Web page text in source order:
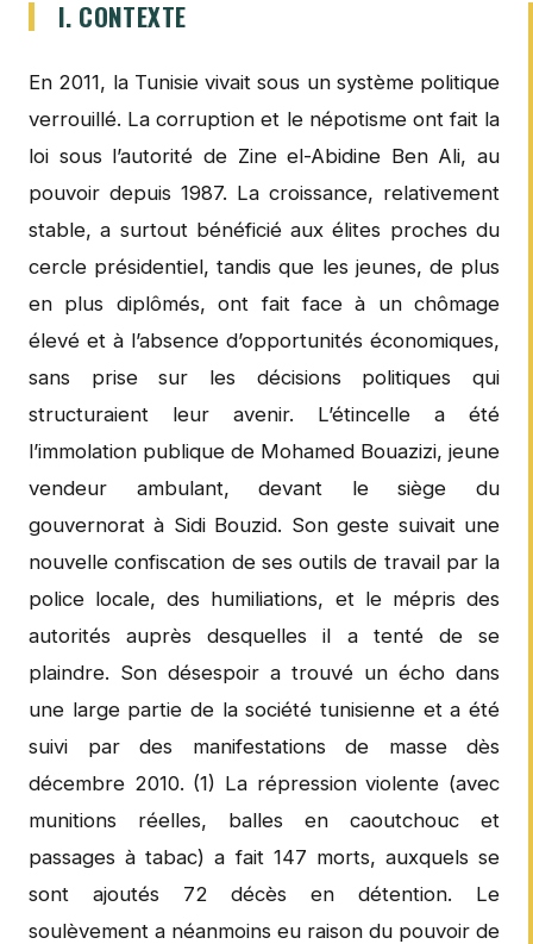
I. CONTEXTE
En 2011, la Tunisie vivait sous un système politique
verrouillé. La corruption et le népotisme ont fait la
loi sous l’autorité de Zine el-Abidine Ben Ali, au
pouvoir depuis 1987. La croissance, relativement
stable, a surtout bénéficié aux élites proches du
cercle présidentiel, tandis que les jeunes, de plus
en plus diplômés, ont fait face à un chômage
élevé et à l’absence d’opportunités économiques,
sans prise sur les décisions politiques qui
structuraient leur avenir. L’étincelle a été
l’immolation publique de Mohamed Bouazizi, jeune
vendeur ambulant, devant le siège du
gouvernorat à Sidi Bouzid. Son geste suivait une
nouvelle confiscation de ses outils de travail par la
police locale, des humiliations, et le mépris des
autorités auprès desquelles il a tenté de se
plaindre. Son désespoir a trouvé un écho dans
une large partie de la société tunisienne et a été
suivi par des manifestations de masse dès
décembre 2010. (1) La répression violente (avec
munitions réelles, balles en caoutchouc et
passages à tabac) a fait 147 morts, auxquels se
sont ajoutés 72 décès en détention. Le
soulèvement a néanmoins eu raison du pouvoir de